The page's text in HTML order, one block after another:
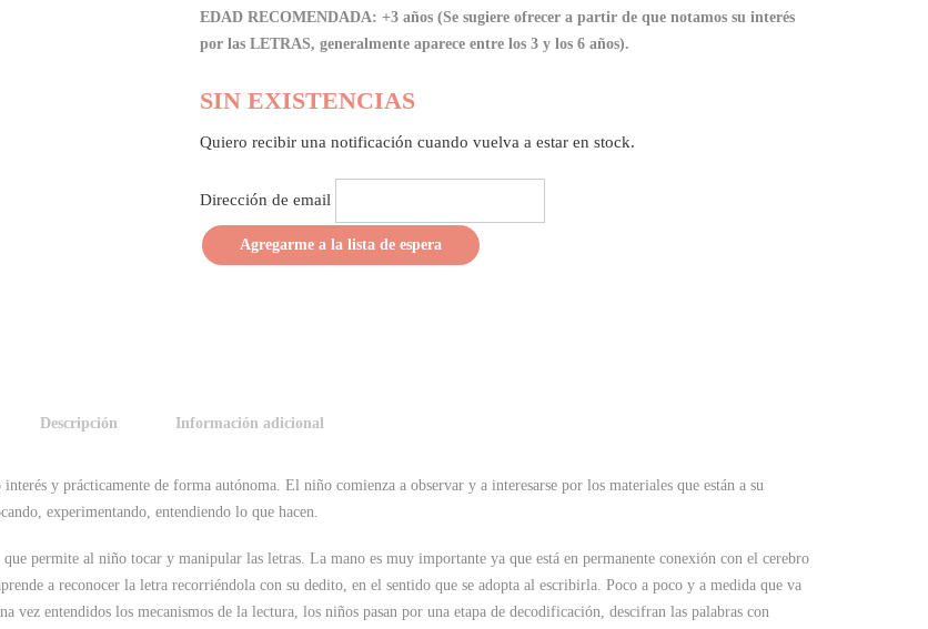
EDAD RECOMENDADA: +3 años (Se sugiere ofrecer a partir de que notamos su interés
por las LETRAS, generalmente aparece entre los 3 y los 6 años).
SIN EXISTENCIAS
Quiero recibir una notificación cuando vuelva a estar en stock.
Dirección de email
Descripción Información adicional
y prácticamente de forma autónoma. El niño comienza a observar y a interesarse por los materiales que están a su
experimentando, entendiendo lo que hacen.
permite al niño tocar y manipular las letras. La mano es muy importante ya que está en permanente conexión con el cerebro
a reconocer la letra recorriéndola con su dedito, en el sentido que se adopta al escribirla. Poco a poco y a medida que va
vez entendidos los mecanismos de la lectura, los niños pasan por una etapa de decodificación, descifran las palabras con